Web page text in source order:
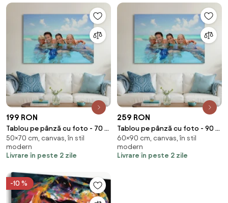
199 RON
Tablou pe pânză cu foto - 70 x
50 cm (70x50 cm)
50×70 cm, canvas, în stil
modern
Livrare în peste 2 zile
259 RON
Tablou pe pânză cu foto - 90 x
60 cm (90x60 cm)
60×90 cm, canvas, în stil
modern
Livrare în peste 2 zile
-10 %